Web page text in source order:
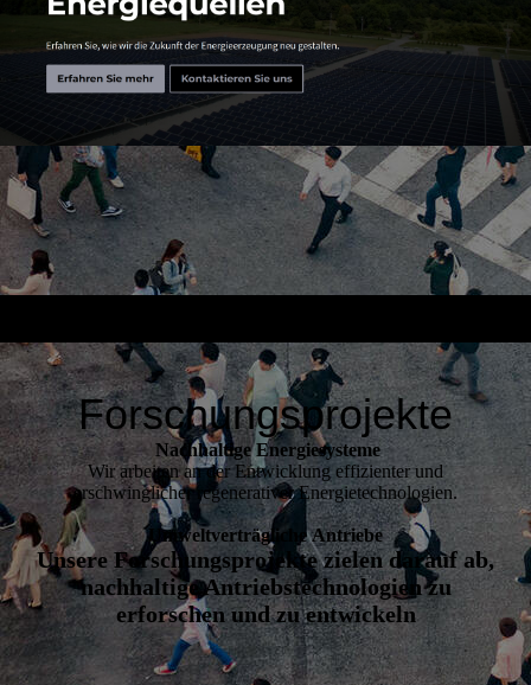
Forschungsprojekte
Nachhaltige Energiesysteme
Wir arbeiten an der Entwicklung effizienter und
erschwinglicher regenerativer Energietechnologien.
UmweltverträglicheAntriebe
Unsere Forschungsprojekte zielen darauf ab,
nachhaltige Antriebstechnologien zu
erforschen und zu entwickeln